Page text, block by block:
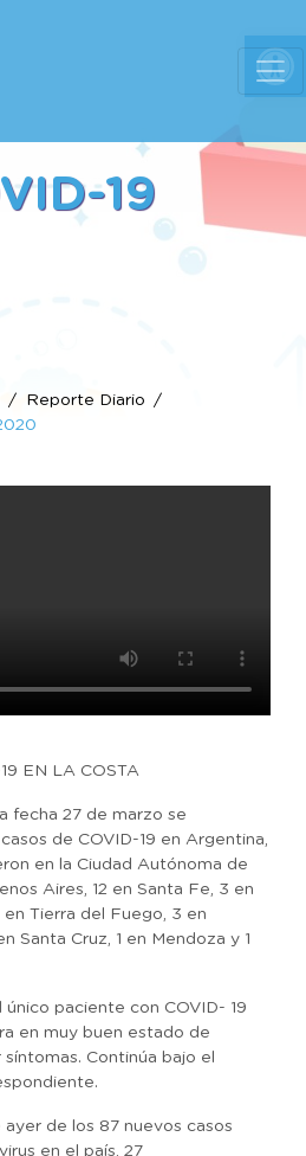
19
Reporte Diario
EN LA COSTA
fecha 27 de marzo se
de COVID-19 en Argentina,
en la Ciudad Autónoma de
Aires, 12 en Santa Fe, 3 en
Tierra del Fuego, 3 en
Santa Cruz, 1 en Mendoza y 1
único paciente con COVID- 19
en muy buen estado de
Continúa bajo el
de los 87 nuevos casos
en el país, 27